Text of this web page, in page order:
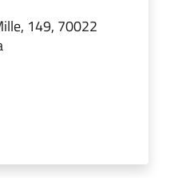
149, 70022